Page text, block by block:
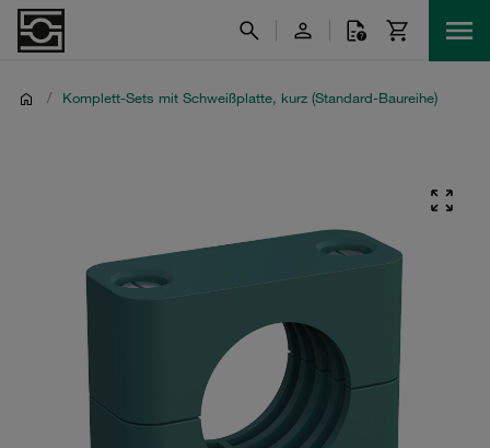
/ Komplett-Sets mit Schweißplatte, kurz (Standard-Baureihe)